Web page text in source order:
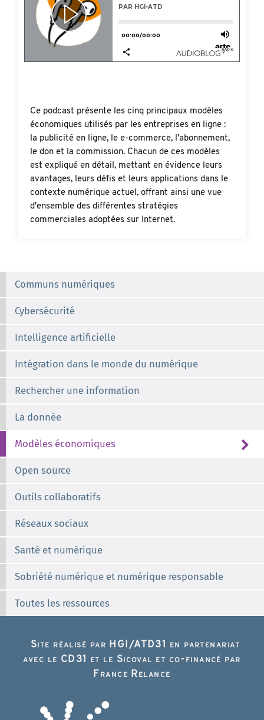
Ce podcast présente les cinq principaux modèles
économiques utilisés par les entreprises en ligne :
la publicité en ligne, le e-commerce, l'abonnement,
le don et la commission. Chacun de ces modèles
est expliqué en détail, mettant en évidence leurs
avantages, leurs défis et leurs applications dans le
contexte numérique actuel, offrant ainsi une vue
d'ensemble des différentes stratégies
commerciales adoptées sur Internet.
Communs numériques
Cybersécurité
Intelligence artificielle
Intégration dans le monde du numérique
Rechercher une information
La donnée
Modèles économiques
Open source
Outils collaboratifs
Réseaux sociaux
Santé et numérique
Sobriété numérique et numérique responsable
Toutes les ressources
Site réalisé par HGI/ATD31 en partenariat
avec le CD31 et le Sicoval et co-financé par
France Relance